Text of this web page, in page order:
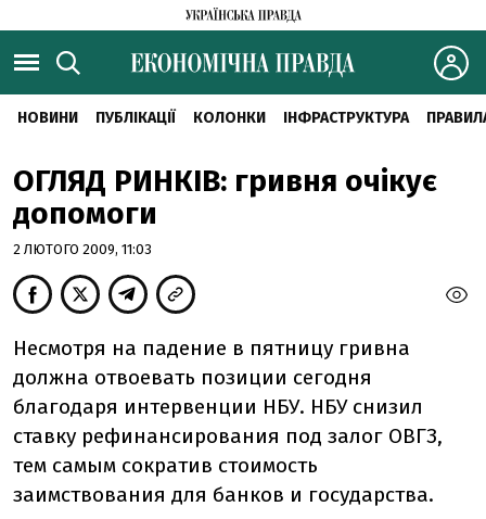
НОВИНИ ПУБЛІКАЦІЇ КОЛОНКИ ІНФРАСТРУКТУРА
ОГЛЯД РИНКІВ: гривня очікує
допомоги
2 ЛЮТОГО 2009, 11:03
Несмотря на падение в пятницу гривна
должна отвоевать позиции сегодня
благодаря интервенции НБУ. НБУ снизил
ставку рефинансирования под залог ОВГЗ,
тем самым сократив стоимость
заимствования для банков и государства.